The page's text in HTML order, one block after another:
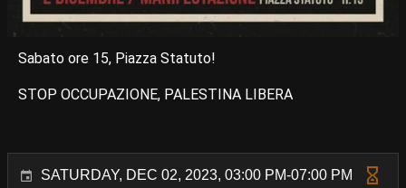
Sabato ore 15, Piazza Statuto!
STOP OCCUPAZIONE, PALESTINA LIBERA
SATURDAY, DEC 02, 2023, 03:00 PM-07:00 PM